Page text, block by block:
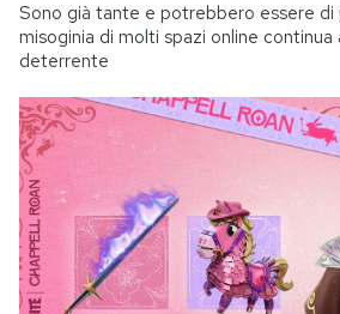
Sono già tante e potrebbero essere di
misoginia di molti spazi online continua
deterrente